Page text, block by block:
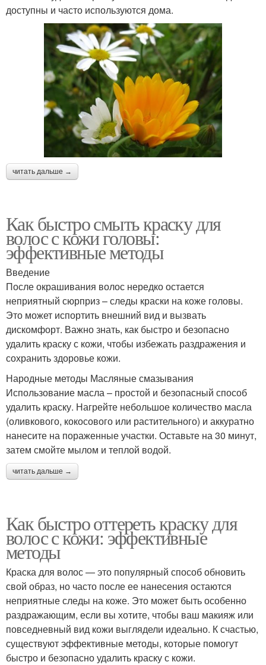
доступны и часто используются дома.
читать дальше →
Как быстро смыть краску для
волос с кожи головы:
эффективные методы
Введение
После окрашивания волос нередко остается
неприятный сюрприз – следы краски на коже головы.
Это может испортить внешний вид и вызвать
дискомфорт. Важно знать, как быстро и безопасно
удалить краску с кожи, чтобы избежать раздражения и
сохранить здоровье кожи.
Народные методы Масляные смазывания
Использование масла – простой и безопасный способ
удалить краску. Нагрейте небольшое количество масла
(оливкового, кокосового или растительного) и аккуратно
нанесите на пораженные участки. Оставьте на 30 минут,
затем смойте мылом и теплой водой.
читать дальше →
Как быстро оттереть краску для
волос с кожи: эффективные
методы
Краска для волос — это популярный способ обновить
свой образ, но часто после ее нанесения остаются
неприятные следы на коже. Это может быть особенно
раздражающим, если вы хотите, чтобы ваш макияж или
повседневный вид кожи выглядели идеально. К счастью,
существуют эффективные методы, которые помогут
быстро и безопасно удалить краску с кожи.